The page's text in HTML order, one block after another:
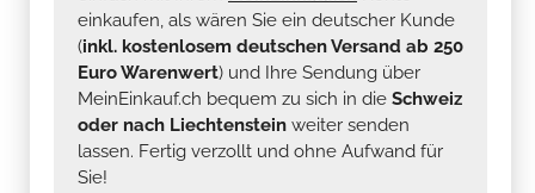
einkaufen, als wären Sie ein deutscher Kunde
(inkl. kostenlosem deutschen Versand ab 250
Euro Warenwert) und Ihre Sendung über
MeinEinkauf.ch bequem zu sich in die Schweiz
oder nach Liechtenstein weiter senden
lassen. Fertig verzollt und ohne Aufwand für
Sie!